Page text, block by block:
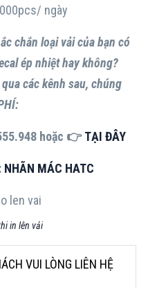
ngày
chắn loại vải của bạn có
ép nhiệt hay không?
các kênh sau, chúng
hoặc 👉TẠI ĐÂY
NHÃN MÁC HATC
in lên vải
VUI LÒNG LIÊN HỆ